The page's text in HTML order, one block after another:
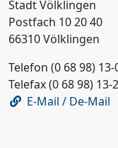
Stadt Völklingen
Postfach 10 20 40
66310 Völklingen
Telefon (0 68 98) 13-
Telefax (0 68 98) 13-
E-Mail / De-Mail